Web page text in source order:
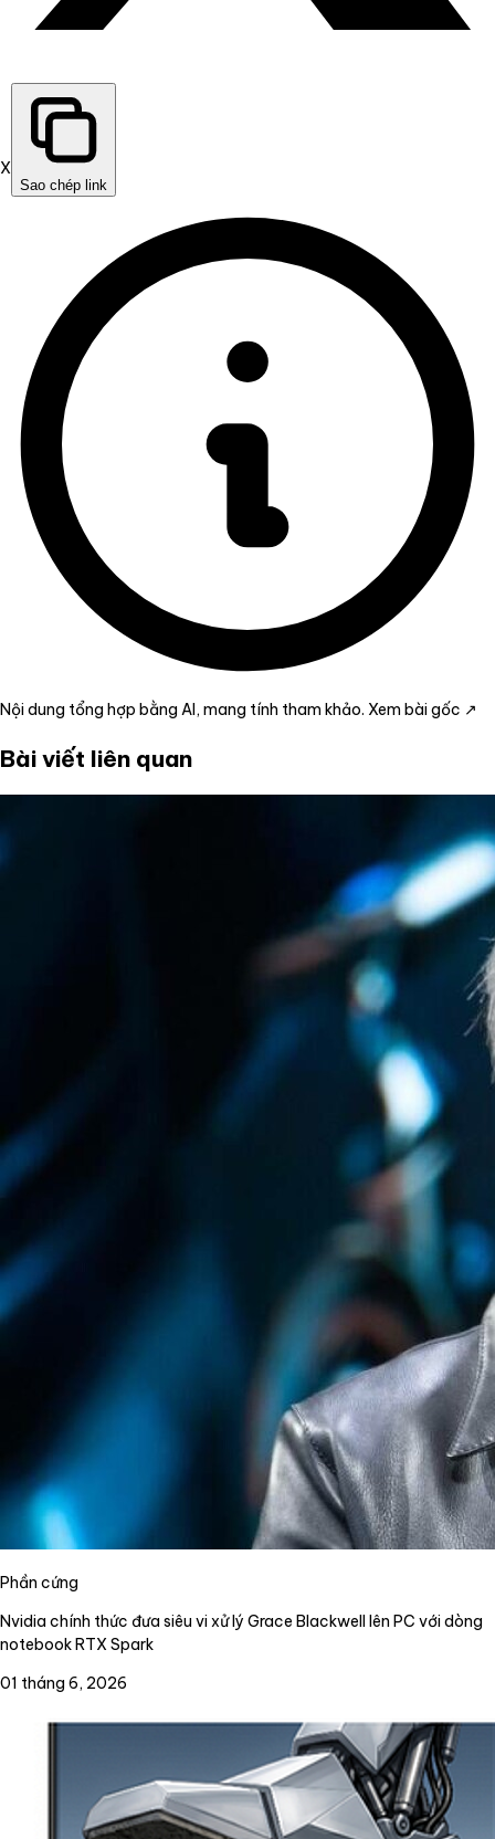
X
Sao chép link
Nội dung tổng hợp bằng AI, mang tính tham khảo. Xem bài gốc ↗
Bài viết liên quan
Phần cứng
Nvidia chính thức đưa siêu vi xử lý Grace Blackwell lên PC với dòng
notebook RTX Spark
01 tháng 6, 2026